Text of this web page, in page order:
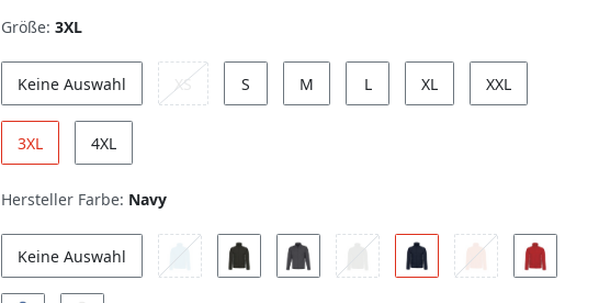
Größe: 3XL
Keine Auswahl XS S M L XL XXL
3XL 4XL
Hersteller Farbe: Navy
Keine Auswahl